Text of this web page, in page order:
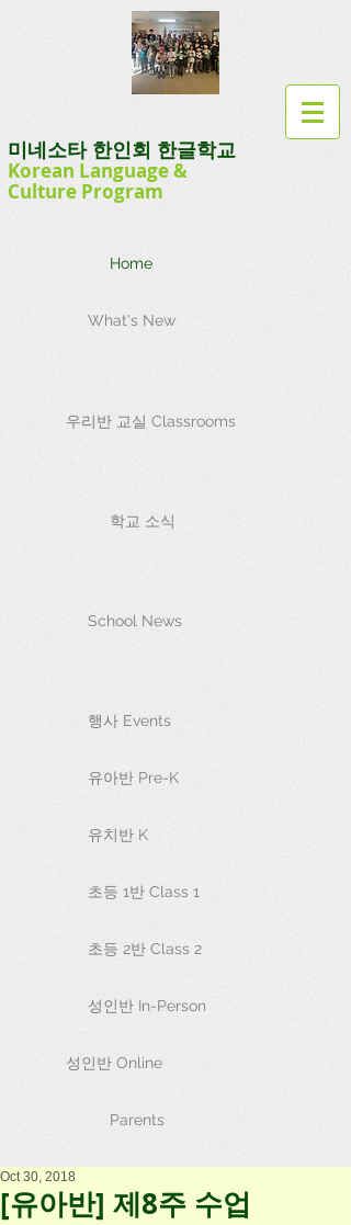
미네소타 한인회 한글학교
Korean Language&
Culture Program
Home
What's New
우리반 교실 Classrooms
학교 소식
School News
행사 Events
유아반 Pre-K
유치반 K
초등 1반 Class 1
초등 2반 Class 2
성인반 In-Person
성인반 Online
Parents
[유아반] 제8주 수업
Oct 30, 2018